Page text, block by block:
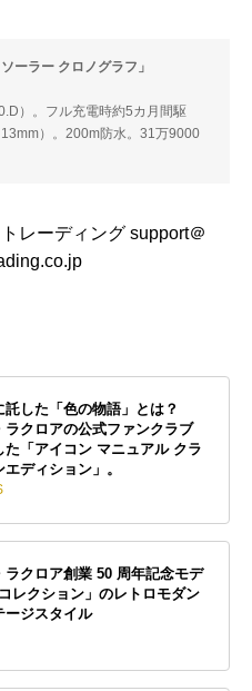
ーラー クロノグラフ」
）。フル充電時約5カ月間駆
）。200m防水。31万9000
レーディング support＠
託した「色の物語」とは？
ラクロアの公式ファンクラブ
た「アイコン マニュアル クラ
ディション」。
ラクロア創業 50 周年記念モデ
レクション」のレトロモダン
ージスタイル